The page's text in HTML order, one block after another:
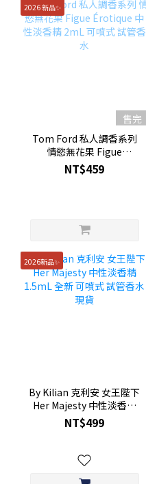
2026 新品✨
售完
Tom Ford 私人調香系列
情慾無花果 Figue
Érotique 中性淡香精 2mL
可噴式 試管香水
NT$459
2026新品✨
By Kilian 克利安 女王陛下
Her Majesty 中性淡香精
1.5mL 全新 可噴式 試管香
水 現貨
NT$499